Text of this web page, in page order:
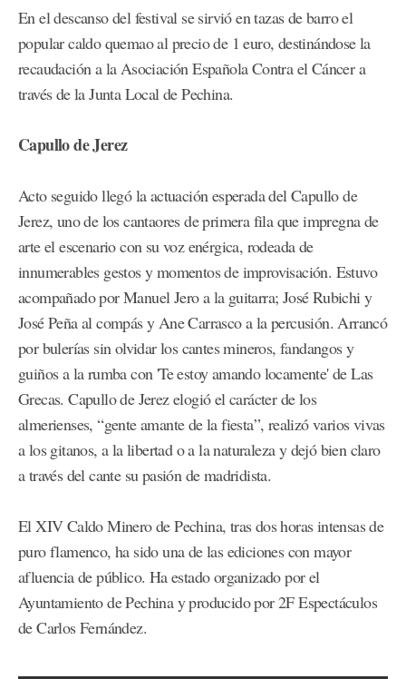
En el descanso del festival se sirvió en tazas de barro el
popular caldo quemao al precio de 1 euro, destinándose la
recaudación a la Asociación Española Contra el Cáncer a
través de la Junta Local de Pechina.
Capullo de Jerez
Acto seguido llegó la actuación esperada del Capullo de
Jerez, uno de los cantaores de primera fila que impregna de
arte el escenario con su voz enérgica, rodeada de
innumerables gestos y momentos de improvisación. Estuvo
acompañado por Manuel Jero a la guitarra; José Rubichi y
José Peña al compás y Ane Carrasco a la percusión. Arrancó
por bulerías sin olvidar los cantes mineros, fandangos y
guiños a la rumba con 'Te estoy amando locamente' de Las
Grecas. Capullo de Jerez elogió el carácter de los
almerienses, “gente amante de la fiesta”, realizó varios vivas
a los gitanos, a la libertad o a la naturaleza y dejó bien claro
a través del cante su pasión de madridista.
El XIV Caldo Minero de Pechina, tras dos horas intensas de
puro flamenco, ha sido una de las ediciones con mayor
afluencia de público. Ha estado organizado por el
Ayuntamiento de Pechina y producido por 2F Espectáculos
de Carlos Fernández.